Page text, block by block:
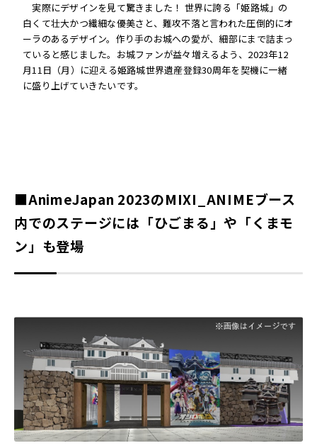
実際にデザインを見て驚きました！ 世界に誇る「姫路城」の
白くて壮大かつ繊細な優美さと、難攻不落と言われた圧倒的にオ
ーラのあるデザイン。作り手のお城への愛が、細部にまで詰まっ
ていると感じました。お城ファンが益々増えるよう、2023年12
月11日（月）に迎える姫路城世界遺産登録30周年を契機に一緒
に盛り上げていきたいです。
■AnimeJapan 2023のMIXI_ANIMEブース
内でのステージには「ひごまる」や「くまモ
ン」も登場